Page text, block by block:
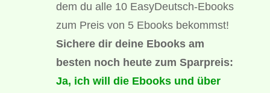
dem du alle 10 EasyDeutsch-Ebooks
zum Preis von 5 Ebooks bekommst!
Sichere dir deine Ebooks am
besten noch heute zum Sparpreis:
Ja, ich will die Ebooks und über